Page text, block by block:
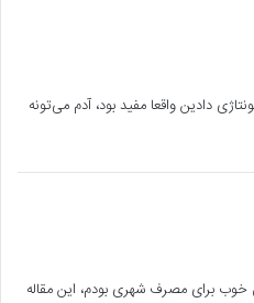
دادین واقعا مفید بود، آدم می‌تونه
خوب برای مصرف شهری بودم، این مقاله